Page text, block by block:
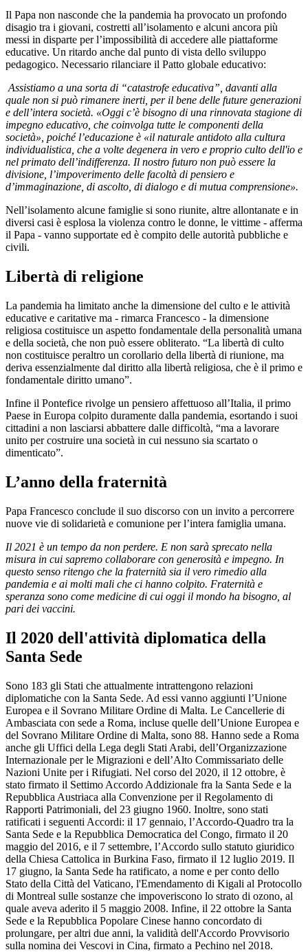
Il Papa non nasconde che la pandemia ha provocato un profondo
disagio tra i giovani, costretti all’isolamento e alcuni ancora più
messi in disparte per l’impossibilità di accedere alle piattaforme
educative. Un ritardo anche dal punto di vista dello sviluppo
pedagogico. Necessario rilanciare il Patto globale educativo:
Assistiamo a una sorta di “catastrofe educativa”, davanti alla
quale non si può rimanere inerti, per il bene delle future generazioni
e dell’intera società. «Oggi c’è bisogno di una rinnovata stagione di
impegno educativo, che coinvolga tutte le componenti della
società», poiché l’educazione è «il naturale antidoto alla cultura
individualistica, che a volte degenera in vero e proprio culto dell'io e
nel primato dell’indifferenza. Il nostro futuro non può essere la
divisione, l’impoverimento delle facoltà di pensiero e
d’immaginazione, di ascolto, di dialogo e di mutua comprensione».
Nell’isolamento alcune famiglie si sono riunite, altre allontanate e in
diversi casi è esplosa la violenza contro le donne, le vittime - afferma
il Papa - vanno supportate ed è compito delle autorità pubbliche e
civili.
Libertà di religione
La pandemia ha limitato anche la dimensione del culto e le attività
educative e caritative ma - rimarca Francesco - la dimensione
religiosa costituisce un aspetto fondamentale della personalità umana
e della società, che non può essere obliterato. “La libertà di culto
non costituisce peraltro un corollario della libertà di riunione, ma
deriva essenzialmente dal diritto alla libertà religiosa, che è il primo e
fondamentale diritto umano”.
Infine il Pontefice rivolge un pensiero affettuoso all’Italia, il primo
Paese in Europa colpito duramente dalla pandemia, esortando i suoi
cittadini a non lasciarsi abbattere dalle difficoltà, “ma a lavorare
unito per costruire una società in cui nessuno sia scartato o
dimenticato”.
L’anno della fraternità
Papa Francesco conclude il suo discorso con un invito a percorrere
nuove vie di solidarietà e comunione per l’intera famiglia umana.
Il 2021 è un tempo da non perdere. E non sarà sprecato nella
misura in cui sapremo collaborare con generosità e impegno. In
questo senso ritengo che la fraternità sia il vero rimedio alla
pandemia e ai molti mali che ci hanno colpito. Fraternità e
speranza sono come medicine di cui oggi il mondo ha bisogno, al
pari dei vaccini.
Il 2020 dell'attività diplomatica della
Santa Sede
Sono 183 gli Stati che attualmente intrattengono relazioni
diplomatiche con la Santa Sede. Ad essi vanno aggiunti l’Unione
Europea e il Sovrano Militare Ordine di Malta. Le Cancellerie di
Ambasciata con sede a Roma, incluse quelle dell’Unione Europea e
del Sovrano Militare Ordine di Malta, sono 88. Hanno sede a Roma
anche gli Uffici della Lega degli Stati Arabi, dell’Organizzazione
Internazionale per le Migrazioni e dell’Alto Commissariato delle
Nazioni Unite per i Rifugiati. Nel corso del 2020, il 12 ottobre, è
stato firmato il Settimo Accordo Addizionale fra la Santa Sede e la
Repubblica Austriaca alla Convenzione per il Regolamento di
Rapporti Patrimoniali, del 23 giugno 1960. Inoltre, sono stati
ratificati i seguenti Accordi: il 17 gennaio, l’Accordo-Quadro tra la
Santa Sede e la Repubblica Democratica del Congo, firmato il 20
maggio del 2016, e il 7 settembre, l’Accordo sullo statuto giuridico
della Chiesa Cattolica in Burkina Faso, firmato il 12 luglio 2019. Il
17 giugno, la Santa Sede ha ratificato, a nome e per conto dello
Stato della Città del Vaticano, l'Emendamento di Kigali al Protocollo
di Montreal sulle sostanze che impoveriscono lo strato di ozono, al
quale aveva aderito il 5 maggio 2008. Infine, il 22 ottobre la Santa
Sede e la Repubblica Popolare Cinese hanno concordato di
prolungare, per altri due anni, la validità dell'Accordo Provvisorio
sulla nomina dei Vescovi in Cina, firmato a Pechino nel 2018.